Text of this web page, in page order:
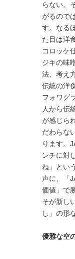
らない。
がるので
す。なる
た目は洋
コロッケ
ジキの味
法、考え
伝統の洋
フォワグ
人から伝
が感じら
だわらな
ります。
ンチに対
ね」とい
声に、「
価値」で
そが新し
し」の形
優雅な空